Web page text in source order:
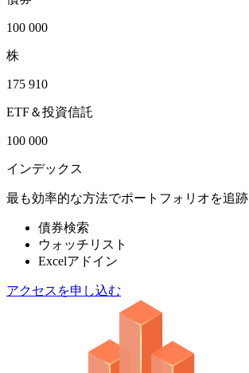
100 000
株
175 910
ETF＆投資信託
100 000
インデックス
最も効率的な方法でポートフォリオを追跡
債券検索
ウォッチリスト
Excelアドイン
アクセスを申し込む